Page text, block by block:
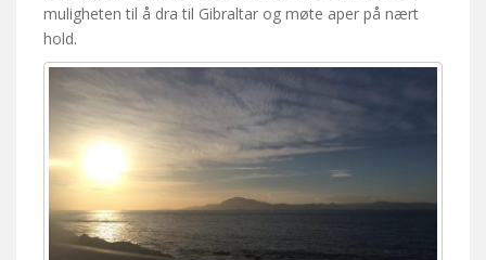
muligheten til å dra til Gibraltar og møte aper på nært
hold.